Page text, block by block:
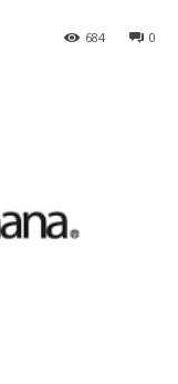
0
684